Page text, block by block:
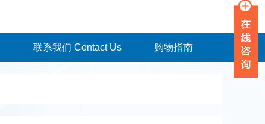
联系我们 Contact Us 购物指南